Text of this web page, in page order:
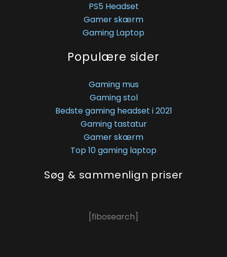
PS5 Headset
Gamer skærm
Gaming Laptop
Populære sider
Gaming mus
Gaming stol
Bedste gaming headset i 2021
Gaming tastatur
Gamer skærm
Top 10 gaming laptop
Søg & sammenlign priser
[fibosearch]